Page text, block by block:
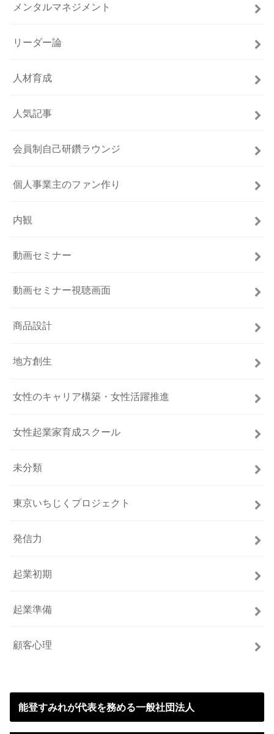
メンタルマネジメント
リーダー論
人材育成
人気記事
会員制自己研鑽ラウンジ
個人事業主のファン作り
内観
動画セミナー
動画セミナー視聴画面
商品設計
地方創生
女性のキャリア構築・女性活躍推進
女性起業家育成スクール
未分類
東京いちじくプロジェクト
発信力
起業初期
起業準備
顧客心理
能登すみれが代表を務める一般社団法人